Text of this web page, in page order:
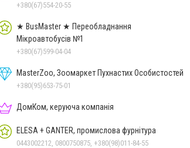
+380(67)554-20-55
★ BusMaster ★ Переобладнання
Мікроавтобусів №1
+380(67)599-04-04
MasterZoo, Зоомаркет Пухнастих Особистостей
+380(95)653-75-01
ДомКом, керуюча компанія
ELESA + GANTER, промислова фурнітура
0443002212, 0800750875, +380(98)011-84-55